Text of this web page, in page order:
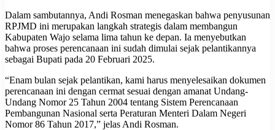
Dalam sambutannya, Andi Rosman menegaskan bahwa penyusunan
RPJMD ini merupakan langkah strategis dalam membangun
Kabupaten Wajo selama lima tahun ke depan. Ia menyebutkan
bahwa proses perencanaan ini sudah dimulai sejak pelantikannya
sebagai Bupati pada 20 Februari 2025.
“Enam bulan sejak pelantikan, kami harus menyelesaikan dokumen
perencanaan ini dengan cermat sesuai dengan amanat Undang-
Undang Nomor 25 Tahun 2004 tentang Sistem Perencanaan
Pembangunan Nasional serta Peraturan Menteri Dalam Negeri
Nomor 86 Tahun 2017,” jelas Andi Rosman.